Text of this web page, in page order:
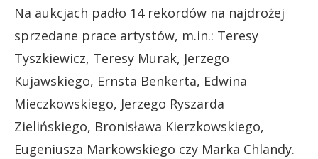
Na aukcjach padło 14 rekordów na najdrożej
sprzedane prace artystów, m.in.: Teresy
Tyszkiewicz, Teresy Murak, Jerzego
Kujawskiego, Ernsta Benkerta, Edwina
Mieczkowskiego, Jerzego Ryszarda
Zielińskiego, Bronisława Kierzkowskiego,
Eugeniusza Markowskiego czy Marka Chlandy.